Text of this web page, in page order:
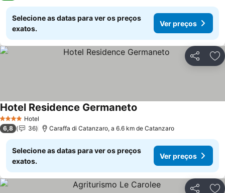
Selecione as datas para ver os preços
exatos.
Ver preços
Partilhar
4 EstrelasHotel
Hotel Residence Germaneto
6,8 36 Caraffa di Catanzaro, a 6.6 km de Catanzaro
Selecione as datas para ver os preços
exatos.
Ver preços